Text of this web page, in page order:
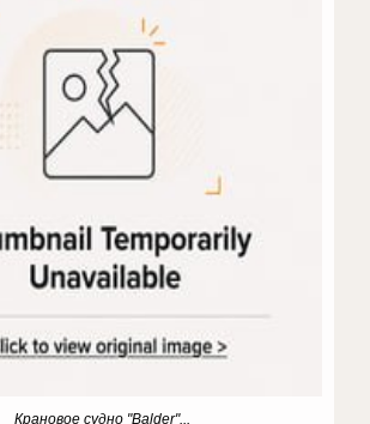
Крановое судно "Balder"...